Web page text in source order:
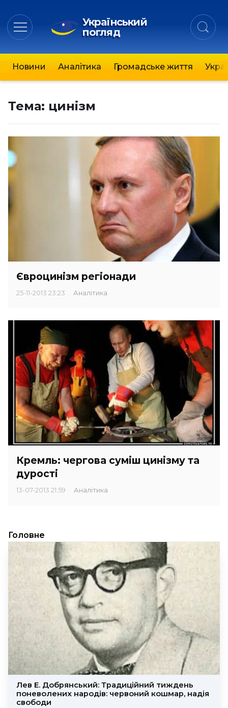
Український
погляд
Новини Аналітика Громадське життя
Тема: цинізм
Євроцинізм регіонади
25-11-2013 23:23 Аналітика
Кремль: чергова суміш цинізму та
дурості
13-07-2013 21:59 Аналітика
Головне
Лев Е. Добрянський: Традиційний тиждень
поневолених народів: червоний кошмар, надія
свободи